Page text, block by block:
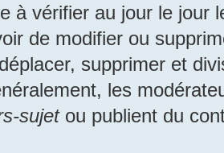
à vérifier au jour le jour
de modifier ou
supprimer et
les
sujetou publient du